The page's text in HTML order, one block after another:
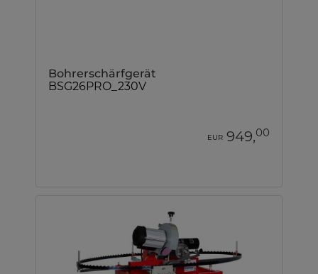
Bohrerschärfgerät
BSG26PRO_230V
EUR 949,00